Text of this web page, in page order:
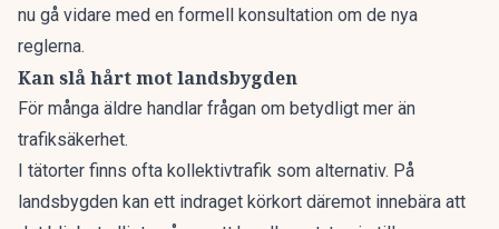
nu gå vidare med en formell konsultation om de nya
reglerna.
Kan slå hårt mot landsbygden
För många äldre handlar frågan om betydligt mer än
trafiksäkerhet.
I tätorter finns ofta kollektivtrafik som alternativ. På
landsbygden kan ett indraget körkort däremot innebära att